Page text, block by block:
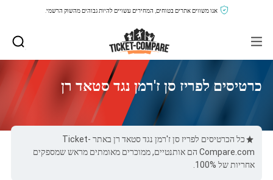
אנו משווים אתרים בטוחים, המחירים עשויים להיות גבוהים מהשוק הרשמי.
כרטיסים לפריז סן ז'רמן נגד סטאד רן
כל הכרטיסים לפריז סן ז'רמן נגד סטאד רן באתר Ticket-
Compare.com הם אותנטיים, ממוכרים מאומתים מראש שמספקים
אחריות של 100%.